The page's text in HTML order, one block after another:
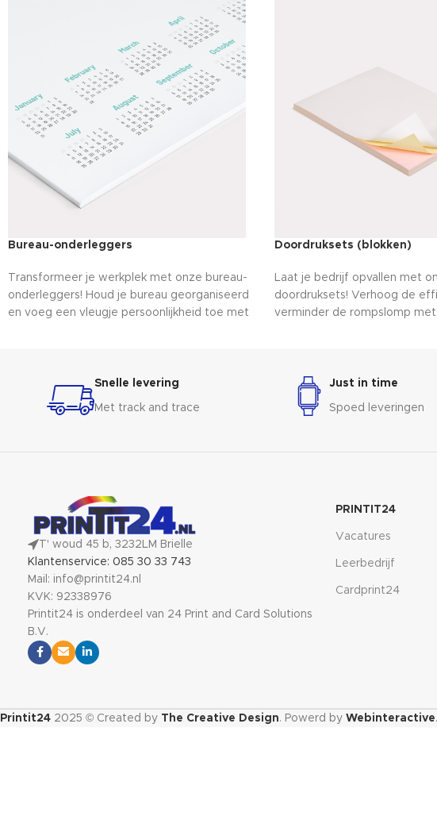
Bureau-onderleggers
Transformeer je werkplek met onze bureau-
onderleggers! Houd je bureau georganiseerd
en voeg een vleugje persoonlijkheid toe met
Doordruksets (blokken)
Laat je bedrijf opvallen met
doordruksets! Verhoog de
verminder de rompslomp
vel is een bewijs van
klaar om je workflow te
georganiseerd te blijven.
Snelle levering
Met track and trace
Just in time
Spoed leveringen
T' woud 45 b, 3232LM Brielle
Klantenservice: 085 30 33 743
Mail: info@printit24.nl
KVK: 92338976
Printit24 is onderdeel van 24 Print and Card Solutions
B.V.
PRINTIT24
Vacatures
Leerbedrijf
Cardprint24
Printit24 2025 © Created by The Creative Design. Powerd by Webinteractive.